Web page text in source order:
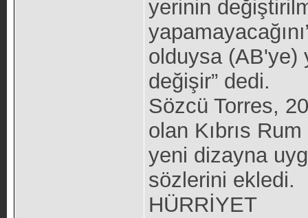
yerinin
olduysa (AB'ye)
değişir” dedi.
Sözcü Torres,
olan Kıbrıs
yeni dizayna
sözlerini ekledi.
HÜRRİYET